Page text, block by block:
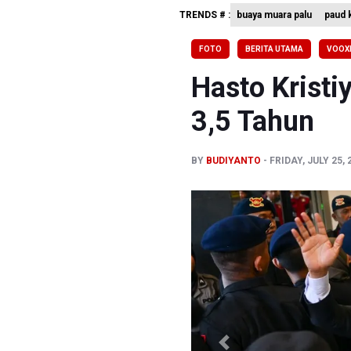
Bank
TRENDS # : buaya muara palu paud
FOTO BERITA UTAMA
Hasto
3,5 Tahun
BY BUDIYANTO FRIDAY, JULY 25,